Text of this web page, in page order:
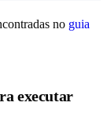
no guia
executar